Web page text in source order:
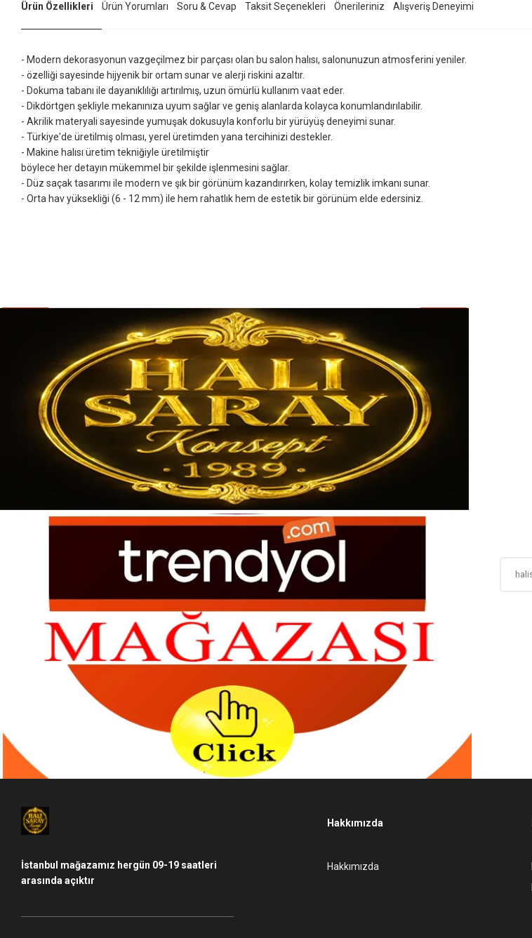
Ürün Özellikleri Ürün Yorumları Soru & Cevap Taksit Seçenekleri Önerileriniz Alışveriş Deneyimi
- Modern dekorasyonun vazgeçilmez bir parçası olan bu salon halısı, salonunuzun atmosferini yeniler.
- özelliği sayesinde hijyenik bir ortam sunar ve alerji riskini azaltır.
- Dokuma tabanı ile dayanıklılığı artırılmış, uzun ömürlü kullanım vaat eder.
- Dikdörtgen şekliyle mekanınıza uyum sağlar ve geniş alanlarda kolayca konumlandırılabilir.
- Akrilik materyali sayesinde yumuşak dokusuyla konforlu bir yürüyüş deneyimi sunar.
- Türkiye'de üretilmiş olması, yerel üretimden yana tercihinizi destekler.
- Makine halısı üretim tekniğiyle üretilmiştir
böylece her detayın mükemmel bir şekilde işlenmesini sağlar.
- Düz saçak tasarımı ile modern ve şık bir görünüm kazandırırken, kolay temizlik imkanı sunar.
- Orta hav yüksekliği (6 - 12 mm) ile hem rahatlık hem de estetik bir görünüm elde edersiniz.
Ürün açıklamasında eksik bilgiler bulunuyor.
Ürün bilgilerinde hatalar bulunuyor.
Ürün fiyatı diğer sitelerden daha pahalı.
Bu ürüne benzer farklı alternatifler olmalı.
İstanbul mağazamız hergün 09-19 saatleri
arasında açıktır
Hakkımızda
Hakkımızda